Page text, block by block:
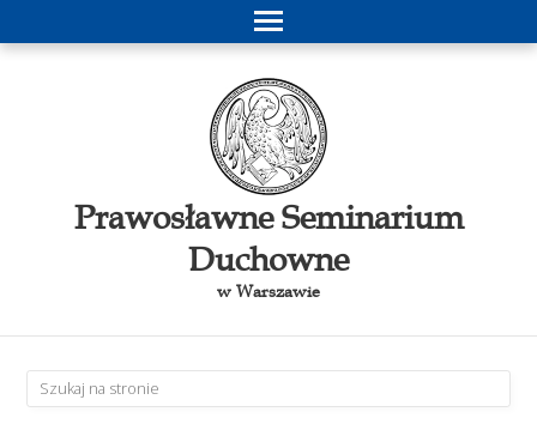
Prawosławne Seminarium
Duchowne
w Warszawie